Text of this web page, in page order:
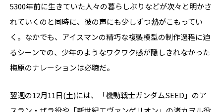
5300年前に生きていた人々の暮らしぶりなどが次々と明かさ
れていくのと同時に、彼の声にも少しずつ熱がこもってい
く。なかでも、アイスマンの精巧な複製模型の制作過程に迫
るシーンでの、少年のようなワクワク感が隠しきれなかった
梅原のナレーションは必聴だ。
翌週の12月11日(土)には、「機動戦士ガンダムSEED」のア